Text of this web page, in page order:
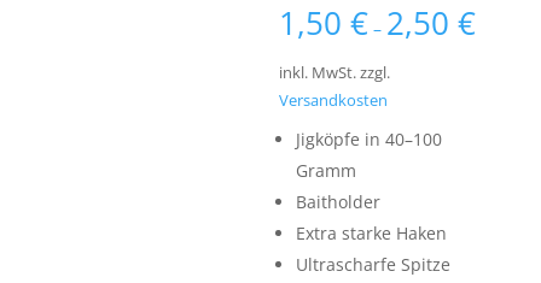
1,50€ – 2,50€
inkl. MwSt.zzgl.
Versandkosten
Jigköpfe in 40–100
Gramm
Baitholder
Extra starke Haken
Ultrascharfe Spitze